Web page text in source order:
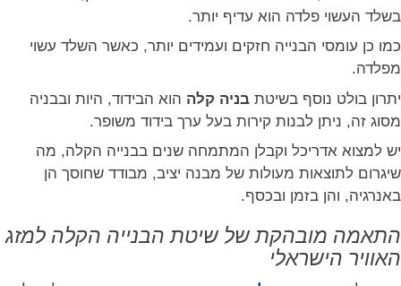
בשלד העשוי פלדה הוא עדיף יותר.
כמו כן עומסי הבנייה חזקים ועמידים יותר, כאשר השלד עשוי
מפלדה.
יתרון בולט נוסף בשיטת בניה קלה הוא הבידוד, היות ובבניה
מסוג זה, ניתן לבנות קירות בעל ערך בידוד משופר.
יש למצוא אדריכל וקבלן המתמחה שנים בבנייה הקלה, מה
שיגרום לתוצאות מעולות של מבנה יציב, מבודד שחוסך הן
באנרגיה, והן בזמן ובכסף.
התאמה מובהקת של שיטת הבנייה הקלה למזג
האוויר הישראלי